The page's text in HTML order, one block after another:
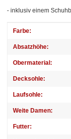
- inklusiv einem
Produkteigenschaft
Wert
Farbe:
Absatzhöhe:
Obermaterial:
Decksohle:
Laufsohle:
Weite Damen:
Futter: